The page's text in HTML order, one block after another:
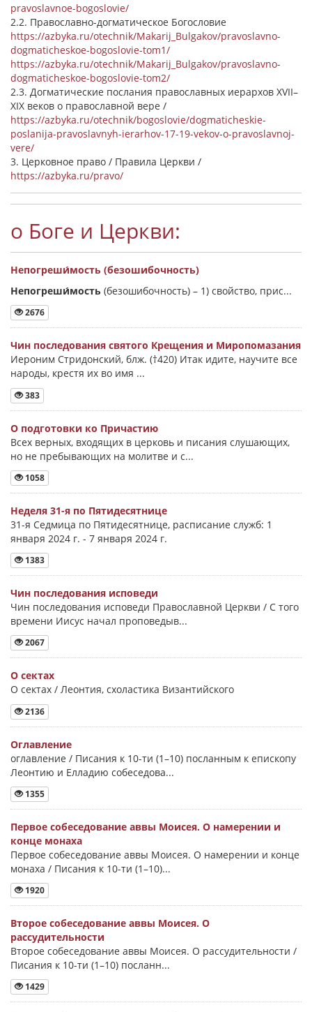
pravoslavnoe-bogoslovie/
2.2. Православно-догматическое Богословие
https://azbyka.ru/otechnik/Makarij_Bulgakov/pravoslavno-
dogmaticheskoe-bogoslovie-tom1/
https://azbyka.ru/otechnik/Makarij_Bulgakov/pravoslavno-
dogmaticheskoe-bogoslovie-tom2/
2.3. Догматические послания православных иерархов XVII–
XIX веков о православной вере /
https://azbyka.ru/otechnik/bogoslovie/dogmaticheskie-
poslanija-pravoslavnyh-ierarhov-17-19-vekov-o-pravoslavnoj-
vere/
3. Церковное право / Правила Церкви /
https://azbyka.ru/pravo/
о Боге и Церкви:
Непогреши́мость (безошибочность)
Непогреши́мость (безошибочность) – 1) свойство, прис...
2676
Чин последования святого Крещения и Миропомазания
Иероним Стридонский, блж. (†420) Итак идите, научите все
народы, крестя их во имя ...
383
О подготовки ко Причастию
Всех верных, входящих в церковь и писания слушающих,
но не пребывающих на молитве и с...
1058
Неделя 31-я по Пятидесятнице
31-я Седмица по Пятидесятнице, расписание служб: 1
января 2024 г. - 7 января 2024 г.
1383
Чин последования исповеди
Чин последования исповеди Православной Церкви / С того
времени Иисус начал проповедыв...
2067
О сектах
О сектах / Леонтия, схоластика Византийского
2136
Оглавление
оглавление / Писания к 10-ти (1–10) посланным к епископу
Леонтию и Елладию собеседова...
1355
Первое собеседование аввы Моисея. О намерении и
конце монаха
Первое собеседование аввы Моисея. О намерении и конце
монаха / Писания к 10-ти (1–10)...
1920
Второе собеседование аввы Моисея. О
рассудительности
Второе собеседование аввы Моисея. О рассудительности /
Писания к 10-ти (1–10) посланн...
1429